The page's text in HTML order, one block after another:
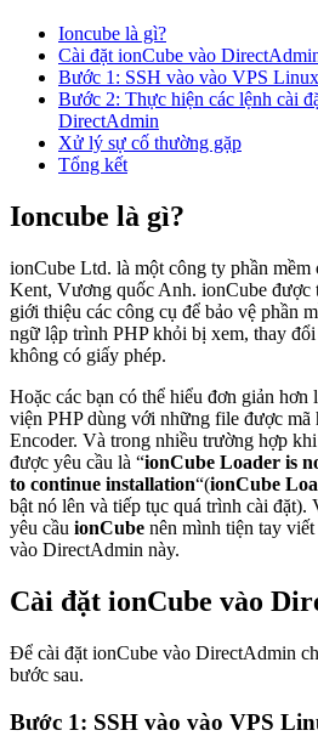
Ioncube là gì?
Cài đặt ionCube vào
Bước 1: SSH vào vào VPS
Bước 2: Thực hiện các lệnh cài
DirectAdmin
Xử lý sự cố thường gặp
Tổng kết
Ioncube là gì?
ionCube Ltd. là một công ty phần mềm
Kent, Vương quốc Anh. ionCube được
giới thiệu các công cụ để bảo vệ phần
ngữ lập trình PHP khỏi bị xem, thay
không có giấy phép.
Hoặc các bạn có thể hiểu đơn giản hơn
viện PHP dùng với những file được mã
Encoder. Và trong nhiều trường hợp
được yêu cầu là “ionCube Loader is
to continue installation“(ionCube
bật nó lên và tiếp tục quá trình cài đặt).
yêu cầu ionCube nên mình tiện tay
vào DirectAdmin này.
Cài đặt ionCube vào
Để cài đặt ionCube vào DirectAdmin
bước sau.
Bước 1: SSH vào vào VPS